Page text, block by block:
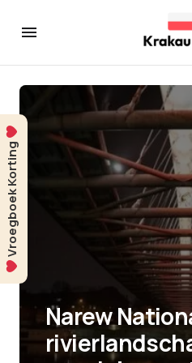
Narew
Vroegboek Korting